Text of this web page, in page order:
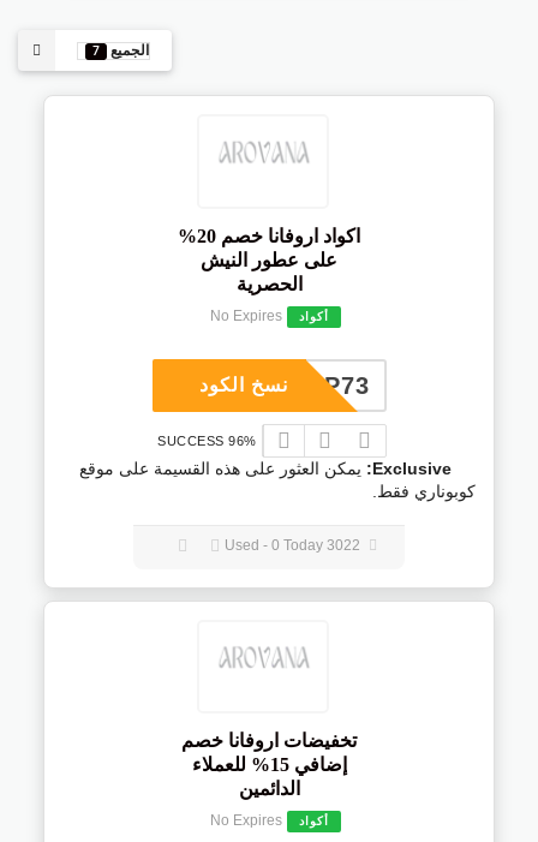
الجميع 7
اكواد اروفانا خصم 20%
على عطور النيش
الحصرية
أكواد No Expires
COUP73نسخ الكود
96% SUCCESS
Exclusive:
يمكن العثور على هذه القسيمة على موقع
كوبوناري فقط.
تخفيضات اروفانا خصم
إضافي 15% للعملاء
الدائمين
أكواد No Expires